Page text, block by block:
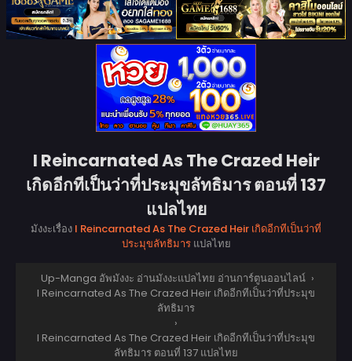
I Reincarnated As The Crazed Heir
เกิดอีกทีเป็นว่าที่ประมุขลัทธิมาร ตอนที่ 137
แปลไทย
มังงะเรื่อง I Reincarnated As The Crazed Heir เกิดอีกทีเป็นว่าที่
ประมุขลัทธิมารแปลไทย
Up-Manga อัพมังงะ อ่านมังงะแปลไทย อ่านการ์ตูนออนไลน์ ›
I Reincarnated As The Crazed Heir เกิดอีกทีเป็นว่าที่ประมุข
ลัทธิมาร
›
I Reincarnated As The Crazed Heir เกิดอีกทีเป็นว่าที่ประมุข
ลัทธิมาร ตอนที่ 137 แปลไทย